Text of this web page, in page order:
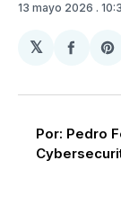
13 mayo 2026 .
𝕏
Por: Pedro